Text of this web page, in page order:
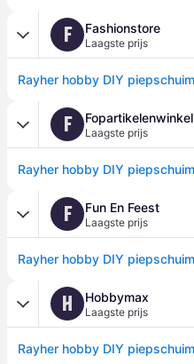
F Fashionstore
Laagste prijs
F Fopartikelenwinkel
Laagste prijs
F Fun En Feest
Laagste prijs
H Hobbymax
Laagste prijs